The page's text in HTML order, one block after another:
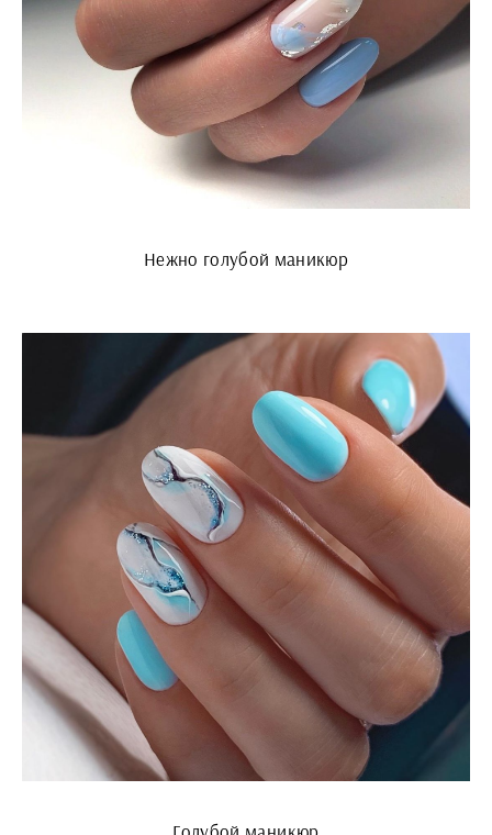
Нежно голубой маникюр